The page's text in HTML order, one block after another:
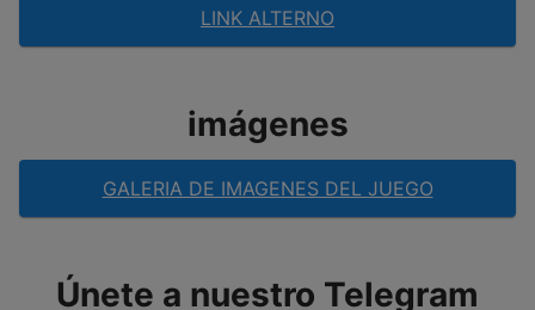
LINK ALTERNO
imágenes
GALERIA DE IMAGENES DEL JUEGO
Únete a nuestro Telegram